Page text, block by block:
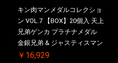
キン肉マンメダルコレクショ
ン VOL.7 【BOX】20個入 天上
兄弟ゲンカ プラチナメダル
金銀兄弟 & ジャスティスマン
2.0 初回シリアルNO.入 ケース
￥16,929